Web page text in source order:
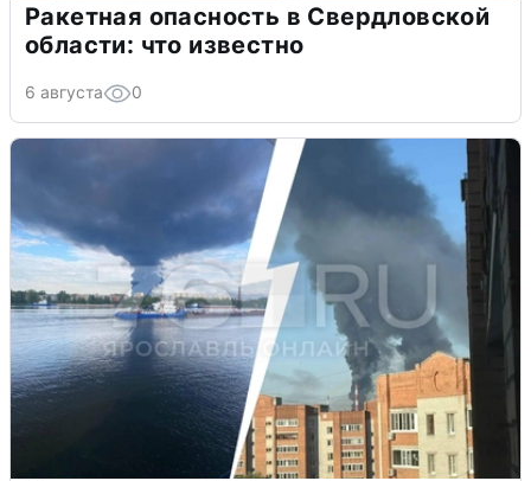
Ракетная опасность в Свердловской
области: что известно
6 августа 0